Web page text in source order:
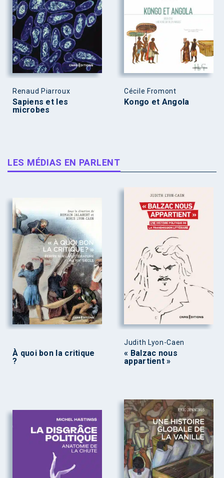
Renaud Piarroux
Sapiens et les
microbes
Cécile Fromont
Kongo et Angola
LES MÉDIAS EN PARLENT
À quoi bon la critique
?
Judith Lyon-Caen
« Balzac nous
appartient »